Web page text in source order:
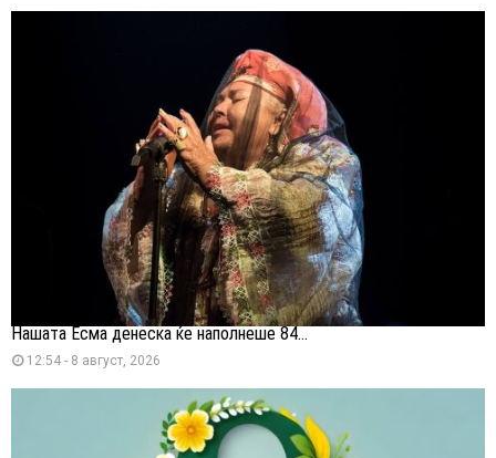
Нашата Есма денеска ќе наполнеше 84...
12:54 - 8 август, 2026